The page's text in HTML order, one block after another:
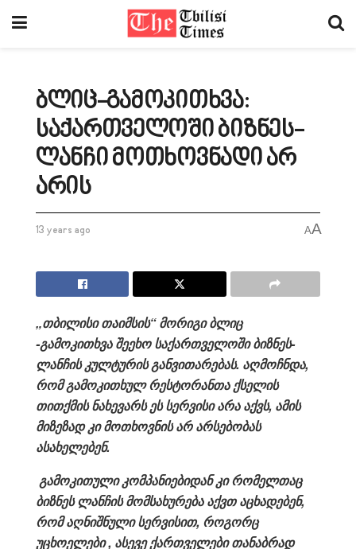
ბლიც-გამოკითხვა:
საქართველოში ბიზნეს-
ლანჩი მოთხოვნადი არ
არის
13 years ago AA
„თბილისი თაიმსის“მორიგიბლიც
-გამოკითხვა შეეხოსაქართველოშიბიზნეს-
ლანჩისკულტურისგანვითარებას. აღმოჩნდა,
რომ გამოკითხულ რესტორანთა ქსელის
თითქმის ნახევარს ეს სერვისი არა აქვს, ამის
მიზეზად კი მოთხოვნის არ არსებობას
ასახელებენ.
გამოკითული კომპანიებიდან კი რომელთაც
ბიზნეს ლანჩის მომსახურება აქვთ აცხადებენ,
რომაღნიშნული სერვისით, როგორც
უცხოელები , ასევე ქართველები თანაბრად